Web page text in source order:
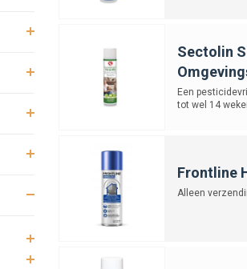
Sectolin
Een
tot wel 14
Frontline
Alleen